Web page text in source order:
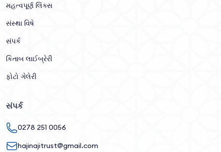
મહત્વપૂર્ણ લિંક્સ
સંસ્થા વિષે
સંપર્ક
કિતાબ લાઈબ્રેરી
ફોટો ગેલેરી
સંપર્ક
0278 251 0056
hajinajitrust@gmail.com